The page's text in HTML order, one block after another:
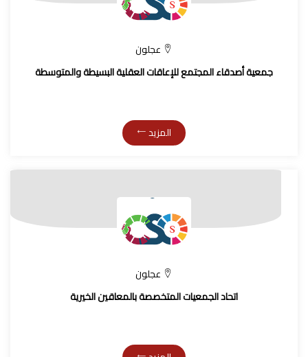
عجلون
جمعية أصدقاء المجتمع للإعاقات العقلية البسيطة والمتوسطة
المزيد
عجلون
اتحاد الجمعيات المتخصصة بالمعاقين الخيرية